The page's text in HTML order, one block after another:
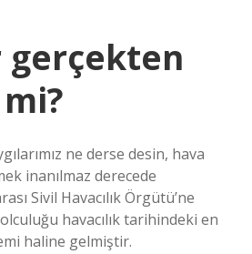
gerçekten
ne derse desin, hava
inanılmaz derecede
Sivil Havacılık Örgütü’ne
havacılık tarihindeki en
haline gelmiştir.